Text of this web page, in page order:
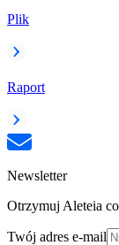
Plik
Raport
Newsletter
Otrzymuj Aleteia
Twój adres e-mail